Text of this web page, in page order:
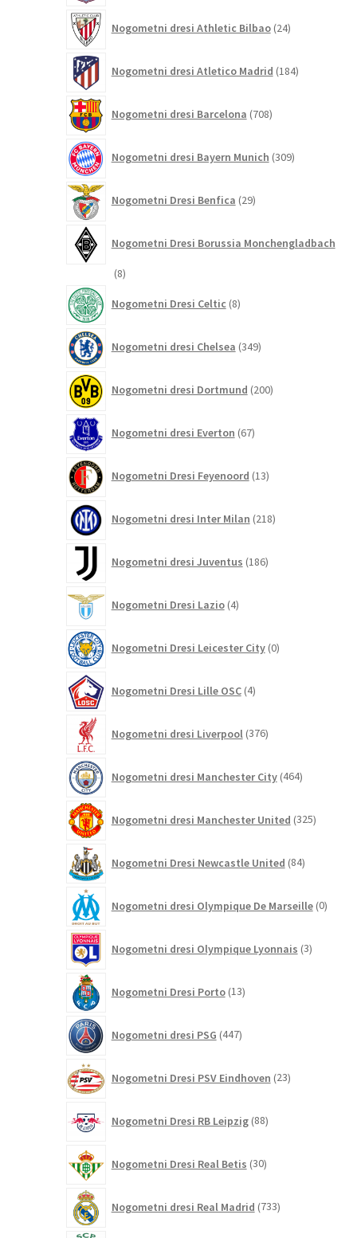
Nogometni dresi Athletic Bilbao 24izdelkov
Nogometni dresi Atletico Madrid 184izdelkov
Nogometni dresi Barcelona 708izdelkov
Nogometni dresi Bayern Munich 309izdelkov
Nogometni Dresi Benfica 29izdelkov
Nogometni Dresi Borussia Monchengladbach
88
Nogometni Dresi Celtic 8izdelkov
Nogometni dresi Chelsea 349izdelkov
Nogometni dresi Dortmund 200izdelkov
Nogometni dresi Everton 67izdelkov
Nogometni Dresi Feyenoord 13izdelkov
Nogometni dresi Inter Milan 218izdelkov
Nogometni dresi Juventus 186izdelkov
Nogometni Dresi Lazio 4izdelki
Nogometni Dresi Leicester City 0izdelkov
Nogometni Dresi Lille OSC 4izdelki
Nogometni dresi Liverpool 376izdelkov
Nogometni dresi Manchester City 464izdelkov
Nogometni dresi Manchester United 325izdelkov
Nogometni Dresi Newcastle United 84izdelkov
Nogometni dresi Olympique De Marseille 0
Nogometni dresi Olympique Lyonnais 3izdelki
Nogometni Dresi Porto 13izdelkov
Nogometni dresi PSG 447izdelkov
Nogometni Dresi PSV Eindhoven 23izdelkov
Nogometni Dresi RB Leipzig 88izdelkov
Nogometni Dresi Real Betis 30izdelkov
Nogometni dresi Real Madrid 733izdelkov